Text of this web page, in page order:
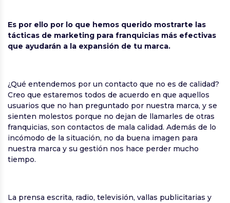
Es por ello por lo que hemos querido mostrarte las
tácticas de marketing para franquicias más efectivas
que ayudarán a la expansión de tu marca.
¿Qué entendemos por un contacto que no es de calidad?
Creo que estaremos todos de acuerdo en que aquellos
usuarios que no han preguntado por nuestra marca, y se
sienten molestos porque no dejan de llamarles de otras
franquicias, son contactos de mala calidad. Además de lo
incómodo de la situación, no da buena imagen para
nuestra marca y su gestión nos hace perder mucho
tiempo.
La prensa escrita, radio, televisión, vallas publicitarias y